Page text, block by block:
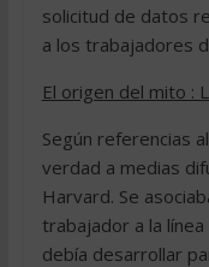
solicitud de datos
a los trabajadores
El origen del mito :
Según referencias
verdad a medias
Harvard. Se
trabajador a la
debía desarrollar